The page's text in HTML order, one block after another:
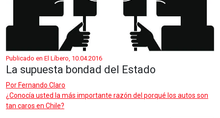
Publicado en El Líbero, 10.04.2016
La supuesta bondad del Estado
Por Fernando Claro
¿Conocía usted la más importante razón del porqué los autos son
tan caros en Chile?